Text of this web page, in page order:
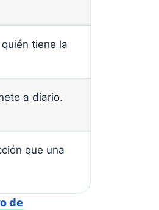
tiene la
a diario.
que una
de